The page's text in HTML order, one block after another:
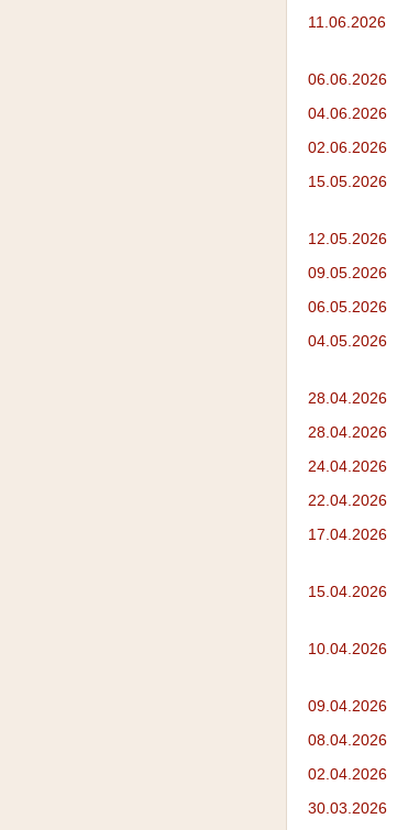
11.06.2026
06.06.2026
04.06.2026
02.06.2026
15.05.2026
12.05.2026
09.05.2026
06.05.2026
04.05.2026
28.04.2026
28.04.2026
24.04.2026
22.04.2026
17.04.2026
15.04.2026
10.04.2026
09.04.2026
08.04.2026
02.04.2026
30.03.2026